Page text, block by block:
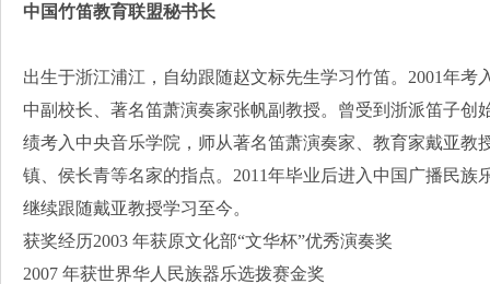
中国竹笛教育联盟秘书长
出生于浙江浦江，自幼跟随赵文标先生学习竹笛。2001年
中副校长、著名笛萧演奏家张帆副教授。曾受到浙派笛子创
绩考入中央音乐学院，师从著名笛萧演奏家、教育家戴亚教
镇、侯长青等名家的指点。2011年毕业后进入中国广播民族
继续跟随戴亚教授学习至今。
获奖经历2003 年获原文化部“文华杯”优秀演奏奖
2007 年获世界华人民族器乐选拨赛金奖